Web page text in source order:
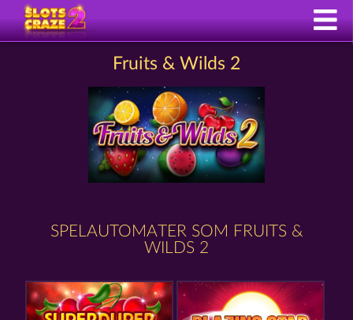
Fruits & Wilds 2
SPELAUTOMATER SOM FRUITS &
WILDS 2